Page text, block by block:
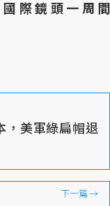
際鏡頭一周間
，美軍綠扁帽退
下一篇→